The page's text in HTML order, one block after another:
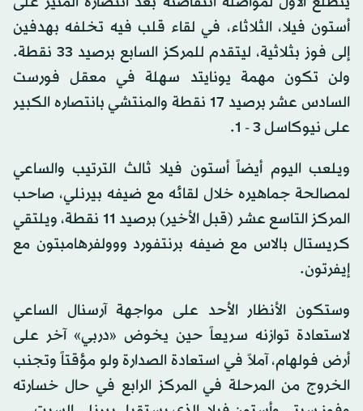
أستون فيلا، الثلاثاء، في لقاء قلب فيه تخلفه بهدفين
إلى فوز بثلاثية، ليتقدم للمركز السابع برصيد 33 نقطة.
ولن تكون مهمة يونايتد سهلة في معقل فورست
السادس عشر برصيد 17 نقطة والمنتشي بانتصاره الكبير
على نيوكاسل 3 - 1.
ويلعب اليوم أيضاً أستون فيلا ثالث الترتيب والساعي
لمصالحة جماهيره خلال لقائه مع ضيفه بيرنلي، صاحب
المركز التاسع عشر (قبل الأخير) برصيد 11 نقطة، ويلتقي
كريستال بالاس مع ضيفه برنتفورد ووولفرهامبتون مع
إيفرتون.
وستكون الأنظار الأحد على مواجهة آرسنال الساعي
لاستعادة توازنه سريعاً حين يخوض «دربي» آخر على
أرض فولهام، آملاً في استعادة الصدارة ولو مؤقتاً وتجنب
الخروج من المرحلة في المركز الرابع في حال خسارته